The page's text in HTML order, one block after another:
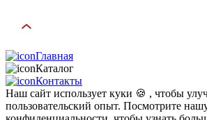
Главная
Каталог
Контакты
Наш сайт использует куки 🍪 , чтобы
пользовательский опыт. Посмотрите